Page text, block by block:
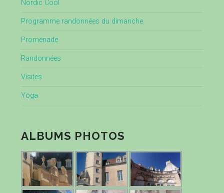
Nordic Cool
Programme randonnées du dimanche
Promenade
Randonnées
Visites
Yoga
ALBUMS PHOTOS